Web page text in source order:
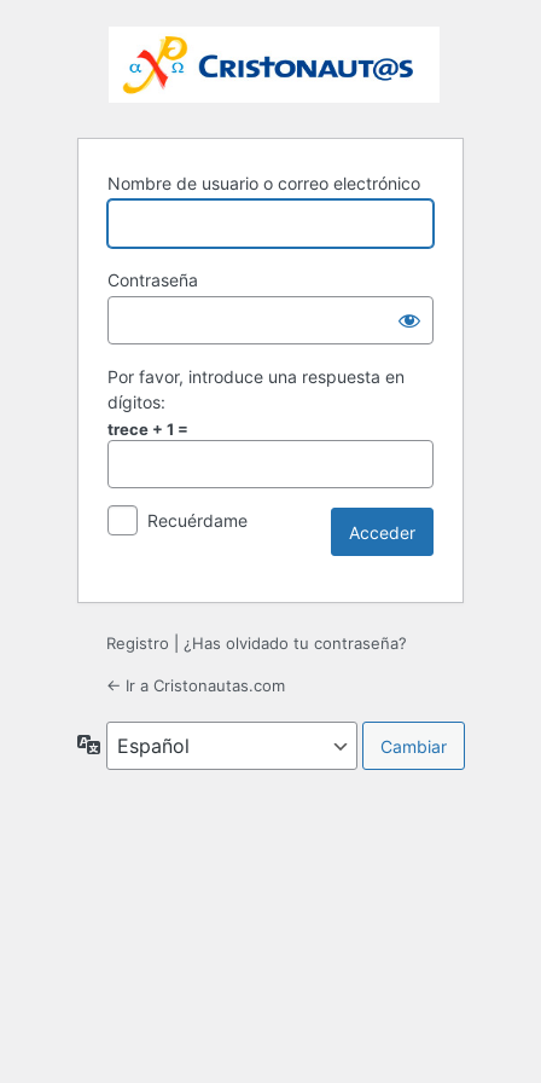
Nombre de usuario o correo electrónico
Contraseña
Por favor, introduce una respuesta en
dígitos:
trece + 1 =
Recuérdame
Registro ¿Has olvidado tu contraseña?
← Ir a Cristonautas.com
Idioma